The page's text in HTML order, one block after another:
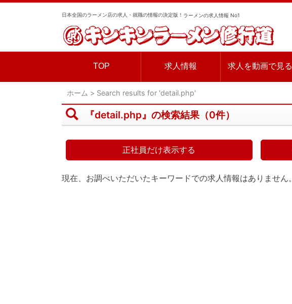
日本全国のラーメン店の求人・就職の情報の決定版！ ラーメンの求人情報 No1
TOP 求人情報 求人を動画で見る
ホーム > Search results for 'detail.php'
『detail.php』の検索結果（0件）
正社員だけ表示する
現在、お調べいただいたキーワードでの求人情報はありません。